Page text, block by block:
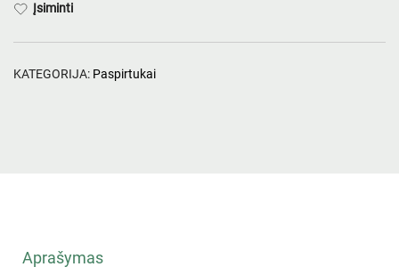
Įsiminti
KATEGORIJA: Paspirtukai
Aprašymas